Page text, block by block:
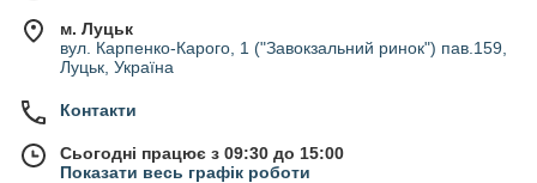
м. Луцьк
вул. Карпенко-Карого, 1 ("Завокзальний ринок") пав.159,
Луцьк, Україна
Контакти
Сьогодні працює з 09:30 до 15:00
Показати весь графік роботи